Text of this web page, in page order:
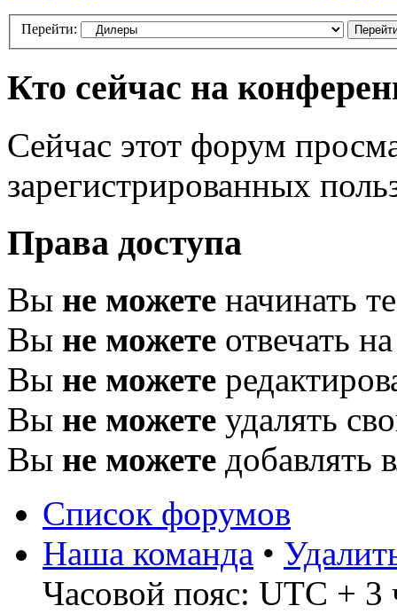
Перейти:
Кто сейчас на
Сейчас этот форум
зарегистрированных
Права доступа
Вы не можете начинать
Вы не можете отвечать
Вы не можете
Вы не можете удалять
Вы не можете добавлять
Список форумов
Наша команда •
Часовой пояс: UTC + 3